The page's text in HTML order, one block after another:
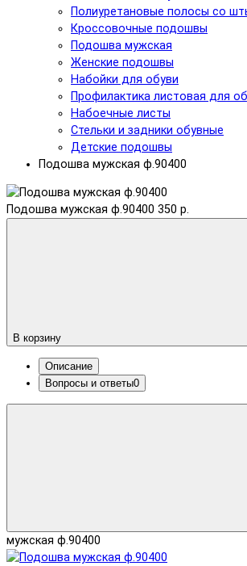
Полиуретановые полосы со
Кроссовочные подошвы
Подошва мужская
Женские подошвы
Набойки для обуви
Профилактика листовая для
Набоечные листы
Стельки и задники обувные
Детские подошвы
Подошва мужская ф.90400
Подошва мужская ф.90400 350 р.
В корзину
Описание
Вопросы и ответы0
мужская ф.90400